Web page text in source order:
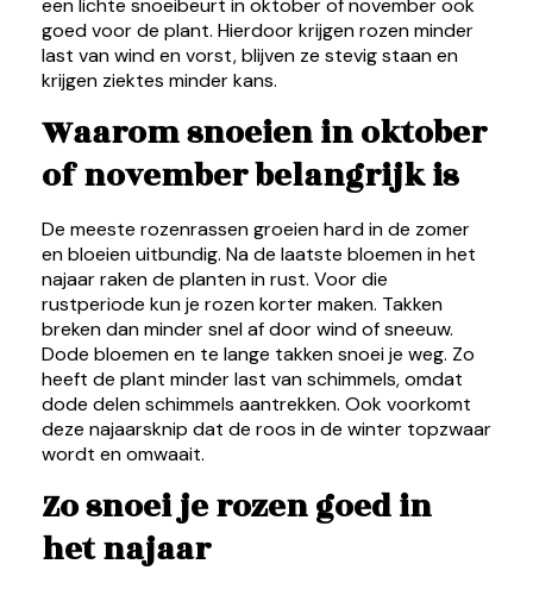
een lichte snoeibeurt in oktober of november ook
goed voor de plant. Hierdoor krijgen rozen minder
last van wind en vorst, blijven ze stevig staan en
krijgen ziektes minder kans.
Waarom snoeien in oktober
of november belangrijk is
De meeste rozenrassen groeien hard in de zomer
en bloeien uitbundig. Na de laatste bloemen in het
najaar raken de planten in rust. Voor die
rustperiode kun je rozen korter maken. Takken
breken dan minder snel af door wind of sneeuw.
Dode bloemen en te lange takken snoei je weg. Zo
heeft de plant minder last van schimmels, omdat
dode delen schimmels aantrekken. Ook voorkomt
deze najaarsknip dat de roos in de winter topzwaar
wordt en omwaait.
Zo snoei je rozen goed in
het najaar